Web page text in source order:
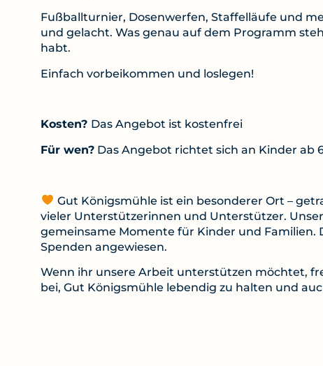
Fußballturnier, Dosenwerfen, Staffelläufe und
und gelacht. Was genau auf dem Programm
habt.
Einfach vorbeikommen und loslegen!
Kosten? Das Angebot ist kostenfrei
Für wen? Das Angebot richtet sich an Kinder ab
Gut Königsmühle ist ein besonderer Ort –
vieler Unterstützerinnen und Unterstützer.
gemeinsame Momente für Kinder und
Spenden angewiesen.
Wenn ihr unsere Arbeit unterstützen möchtet,
bei, Gut Königsmühle lebendig zu halten und